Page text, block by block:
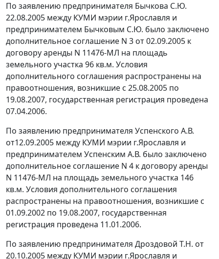
По заявлению предпринимателя Бычкова С.Ю.
22.08.2005 между КУМИ мэрии г.Ярославля и
предпринимателем Бычковым С.Ю. было заключено
дополнительное соглашение N 3 от 02.09.2005 к
договору аренды N 11476-МЛ на площадь
земельного участка 96 кв.м. Условия
дополнительного соглашения распространены на
правоотношения, возникшие с 25.08.2005 по
19.08.2007, государственная регистрация проведена
07.04.2006.
По заявлению предпринимателя Успенского А.В.
от12.09.2005 между КУМИ мэрии г.Ярославля и
предпринимателем Успенским А.В. было заключено
дополнительное соглашение N 4 к договору аренды
N 11476-МЛ на площадь земельного участка 146
кв.м. Условия дополнительного соглашения
распространены на правоотношения, возникшие с
01.09.2002 по 19.08.2007, государственная
регистрация проведена 11.01.2006.
По заявлению предпринимателя Дроздовой Т.Н. от
20.10.2005 между КУМИ мэрии г.Ярославля и